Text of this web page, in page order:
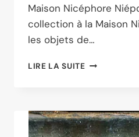
Maison Nicéphore
collection à la Maison
les objets de…
LIRE LA SUITEEXPOSITION
DAVID
NIÉPCE